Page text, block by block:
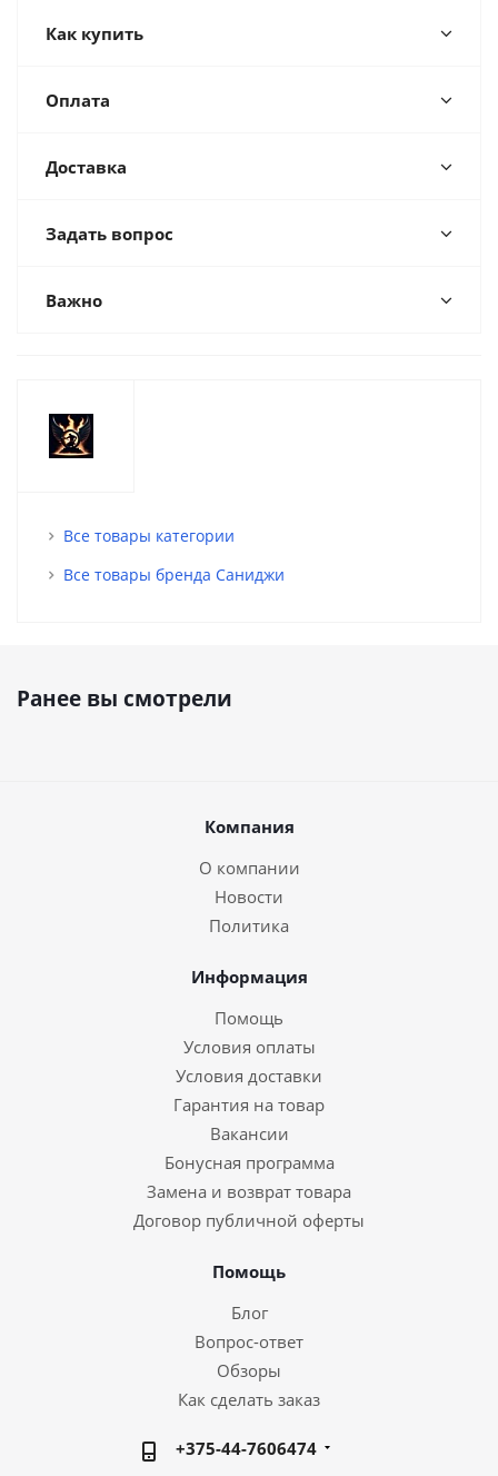
Как купить
Оплата
Доставка
Задать вопрос
Важно
Все товары категории
Все товары бренда Саниджи
Ранее вы смотрели
Компания
О компании
Новости
Политика
Информация
Помощь
Условия оплаты
Условия доставки
Гарантия на товар
Вакансии
Бонусная программа
Замена и возврат товара
Договор публичной оферты
Помощь
Блог
Вопрос-ответ
Обзоры
Как сделать заказ
+375-44-7606474